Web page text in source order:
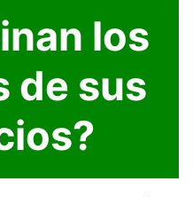
los
de sus